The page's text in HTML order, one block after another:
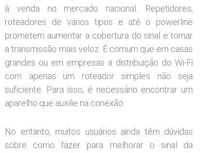
à venda no mercado nacional. Repetidores,
roteadores de vários tipos e até o powerline
prometem aumentar a cobertura do sinal e tornar
a transmissão mais veloz. É comum que em casas
grandes ou em empresas a distribuição do Wi-Fi
com apenas um roteador simples não seja
suficiente. Para isso, é necessário encontrar um
aparelho que auxilie na conexão.
No entanto, muitos usuários ainda têm dúvidas
sobre como fazer para melhorar o sinal da